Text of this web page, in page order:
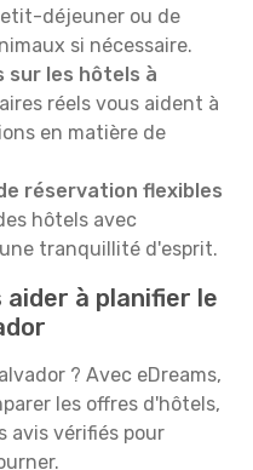
déjeuner ou de
si nécessaire.
sur les hôtels à
réels vous aident à
en matière de
réservation flexibles
hôtels avec
tranquillité d'esprit.
aider à planifier le
? Avec eDreams,
les offres d'hôtels,
avis vérifiés pour